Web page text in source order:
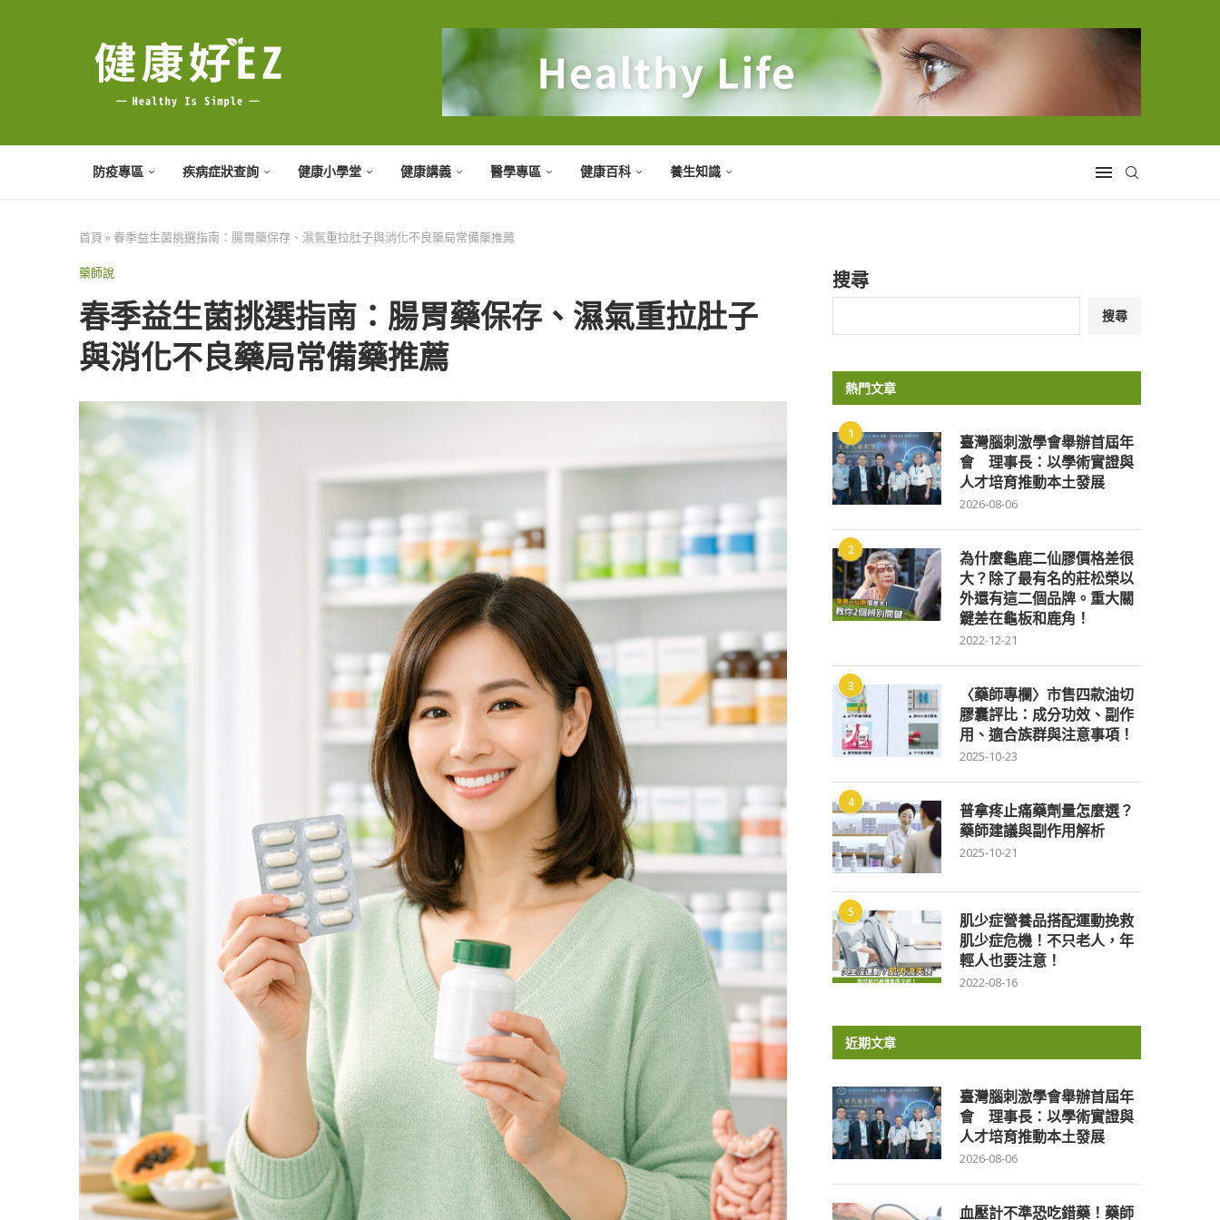
防疫專區 疾病症狀查詢 健康小學堂 健康講義 醫學專區 健康百科 養生知識
首頁 »春季益生菌挑選指南：腸胃藥保存、濕氣重拉肚子與消化不良藥局常備藥推薦
藥師說
春季益生菌挑選指南：腸胃藥保存、濕氣重拉肚子
與消化不良藥局常備藥推薦
搜尋
搜尋
熱門文章
1
臺灣腦刺激學會舉辦首屆年
會 理事長：以學術實證與
人才培育推動本土發展
2026-08-06
2
為什麼龜鹿二仙膠價格差很
大？除了最有名的莊松榮以
外還有這二個品牌。重大關
鍵差在龜板和鹿角！
2022-12-21
3
〈藥師專欄〉市售四款油切
膠囊評比：成分功效、副作
用、適合族群與注意事項！
2025-10-23
4
普拿疼止痛藥劑量怎麼選？
藥師建議與副作用解析
2025-10-21
5
肌少症營養品搭配運動挽救
肌少症危機！不只老人，年
輕人也要注意！
2022-08-16
近期文章
臺灣腦刺激學會舉辦首屆年
會 理事長：以學術實證與
人才培育推動本土發展
2026-08-06
血壓計不準恐吃錯藥！藥師